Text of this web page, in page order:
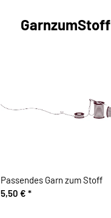
GarnzumStoff
Passendes Garn zum Stoff
5,50 € *